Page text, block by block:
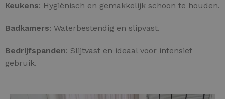
Keukens: Hygiënisch en gemakkelijk schoon te houden.
Badkamers: Waterbestendig en slipvast.
Bedrijfspanden: Slijtvast en ideaal voor intensief
gebruik.